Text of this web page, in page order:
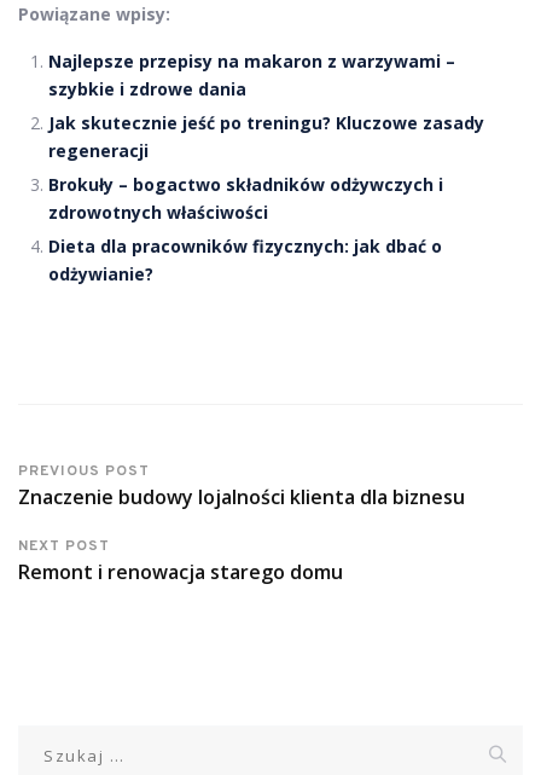
Powiązane wpisy:
Najlepsze przepisy na makaron z warzywami –
szybkie i zdrowe dania
Jak skutecznie jeść po treningu? Kluczowe zasady
regeneracji
Brokuły – bogactwo składników odżywczych i
zdrowotnych właściwości
Dieta dla pracowników fizycznych: jak dbać o
odżywianie?
PREVIOUS POST
Znaczenie budowy lojalności klienta dla biznesu
NEXT POST
Remont i renowacja starego domu